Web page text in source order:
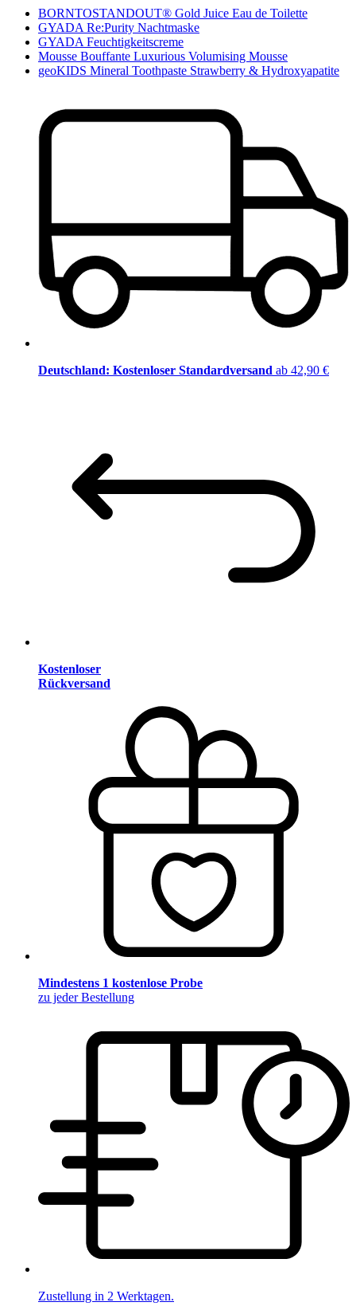
BORNTOSTANDOUT® Gold Juice Eau de Toilette
GYADA Re:Purity Nachtmaske
GYADA Feuchtigkeitscreme
Mousse Bouffante Luxurious Volumising Mousse
geoKIDS Mineral Toothpaste Strawberry & Hydroxyapatite
Deutschland: Kostenloser Standardversand ab 42,90 €
Kostenloser
Rückversand
Mindestens 1 kostenlose Probe
zu jeder Bestellung
Zustellung in 2 Werktagen.